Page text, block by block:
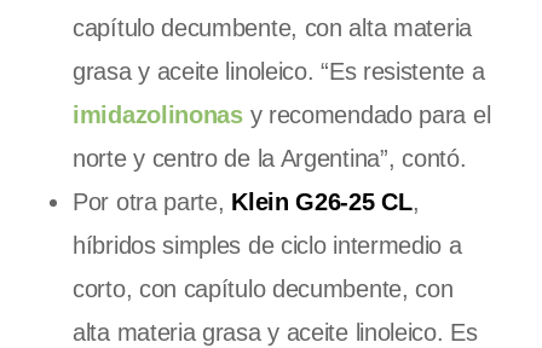
capítulo decumbente, con alta materia
grasa y aceite linoleico. “Es resistente a
imidazolinonasy recomendado para el
norte y centro de la Argentina”, contó.
Por otra parte, Klein G26-25 CL,
híbridos simples de ciclo intermedio a
corto, con capítulo decumbente, con
alta materia grasa y aceite linoleico. Es